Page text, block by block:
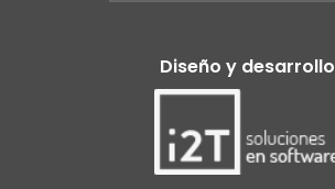
Diseño y desarrollo